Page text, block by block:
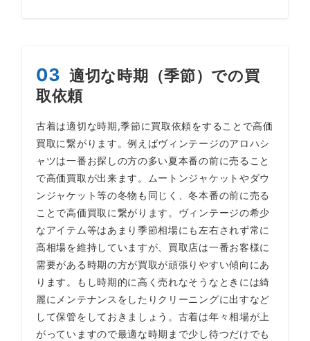
03 適切な時期（季節）での買
取依頼
古着は適切な時期,季節に買取依頼をすることで高価
買取に繋がります。例えばヴィンテージのアロハシ
ャツは一番お探しの方の多い夏本番の前に売ること
で高価買取が出来ます。ムートンジャケットやダウ
ンジャケット等の冬物も同じく、冬本番の前に売る
ことで高価買取に繋がります。ヴィンテージの希少
なアイテム等はあまり季節相場にも左右されず常に
高相場を維持していますが、買取店は一番お客様に
需要がある時期の方が買取が頑張りやすい傾向にあ
ります。もし時期的に高く売れなそうなときには綺
麗にメンテナンスをしたりクリーニングに出すなど
して保管をしておきましょう。古着は年々相場が上
がっていますので最適な時期まで少し待つだけでも